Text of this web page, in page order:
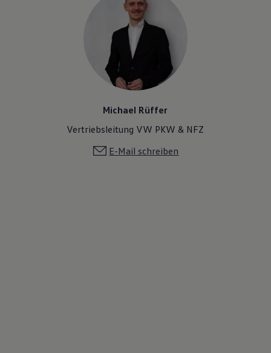
Michael Rüffer
Vertriebsleitung VW PKW & NFZ
E-Mail schreiben